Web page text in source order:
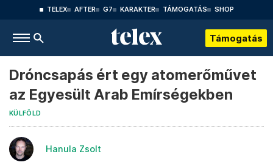
TELEX AFTER G7 KARAKTER TÁMOGATÁS SHOP
Támogatás
Dróncsapás ért egy atomerőművet
az Egyesült Arab Emírségekben
KÜLFÖLD
Hanula Zsolt